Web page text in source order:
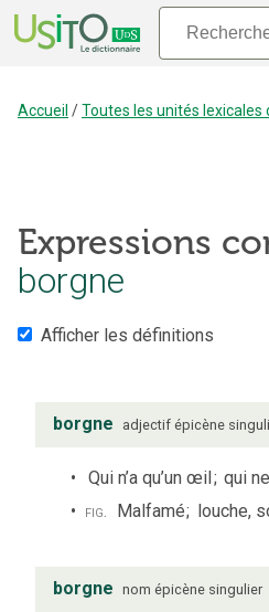
Accueil /Toutes les unités lexicales
Expressions
borgne
Afficher les définitions
borgne adjectif épicène
Qui n’a qu’un œil; qui
fig. Malfamé; louche,
borgne nom épicène singulier